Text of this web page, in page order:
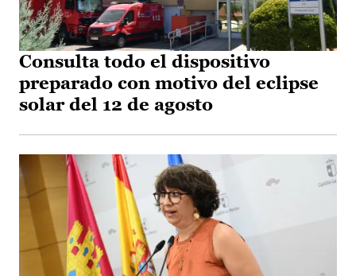
Consulta todo el dispositivo
preparado con motivo del eclipse
solar del 12 de agosto